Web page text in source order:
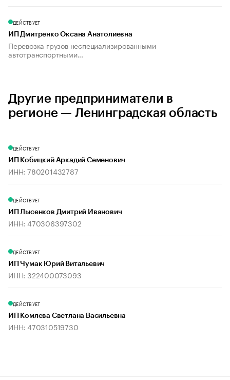
ДЕЙСТВУЕТ
ИП Дмитренко Оксана Анатолиевна
Перевозка грузов неспециализированными
автотранспортными...
Другие предприниматели в
регионе — Ленинградская область
ДЕЙСТВУЕТ
ИП Кобицкий Аркадий Семенович
ИНН: 780201432787
ДЕЙСТВУЕТ
ИП Лысенков Дмитрий Иванович
ИНН: 470306397302
ДЕЙСТВУЕТ
ИП Чумак Юрий Витальевич
ИНН: 322400073093
ДЕЙСТВУЕТ
ИП Комлева Светлана Васильевна
ИНН: 470310519730